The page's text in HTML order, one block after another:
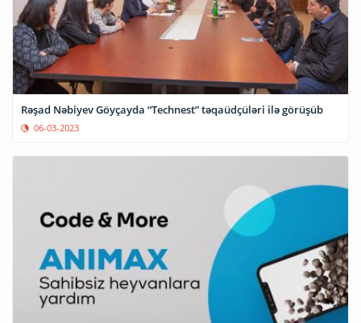
Rəşad Nəbiyev Göyçayda “Technest” təqaüdçüləri ilə görüşüb
06-03-2023